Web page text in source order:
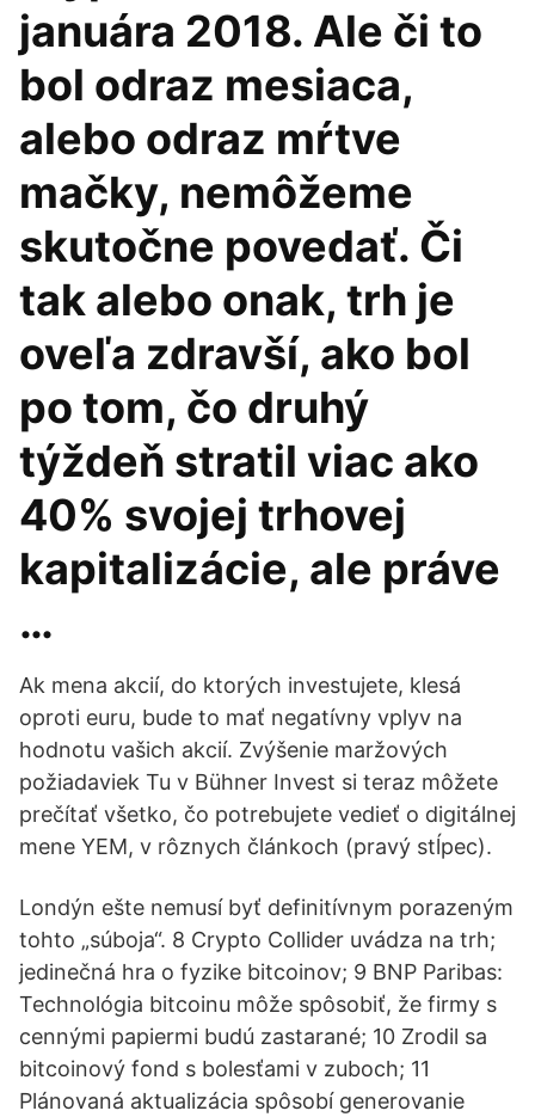
januára 2018. Ale či to
bol odraz mesiaca,
alebo odraz mŕtve
mačky, nemôžeme
skutočne povedať. Či
tak alebo onak, trh je
oveľa zdravší, ako bol
po tom, čo druhý
týždeň stratil viac ako
40% svojej trhovej
kapitalizácie, ale práve
…
Ak mena akcií, do ktorých investujete, klesá
oproti euru, bude to mať negatívny vplyv na
hodnotu vašich akcií. Zvýšenie maržových
požiadaviek Tu v Bühner Invest si teraz môžete
prečítať všetko, čo potrebujete vedieť o digitálnej
mene YEM, v rôznych článkoch (pravý stĺpec).
Londýn ešte nemusí byť definitívnym porazeným
tohto „súboja“. 8 Crypto Collider uvádza na trh;
jedinečná hra o fyzike bitcoinov; 9 BNP Paribas:
Technológia bitcoinu môže spôsobiť, že firmy s
cennými papiermi budú zastarané; 10 Zrodil sa
bitcoinový fond s bolesťami v zuboch; 11
Plánovaná aktualizácia spôsobí generovanie